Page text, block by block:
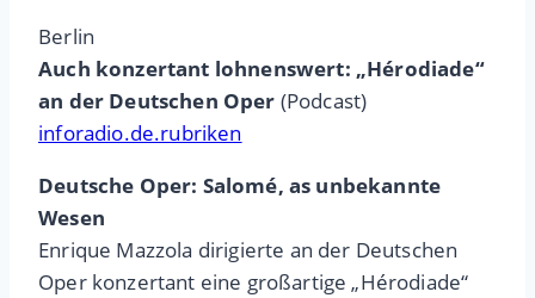
Berlin
Auch konzertant lohnenswert: „Hérodiade“
an der Deutschen Oper (Podcast)
inforadio.de.rubriken
Deutsche Oper: Salomé, as unbekannte
Wesen
Enrique Mazzola dirigierte an der Deutschen
Oper konzertant eine großartige „Hérodiade“